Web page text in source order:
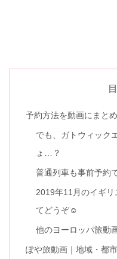
予約方法を動画にまと
でも、ガトウィック
ょ…？
普通列車も事前予約
2019年11月のイギ
てどうぞ☺
他のヨーロッパ旅動
ぽや旅動画｜地域・都